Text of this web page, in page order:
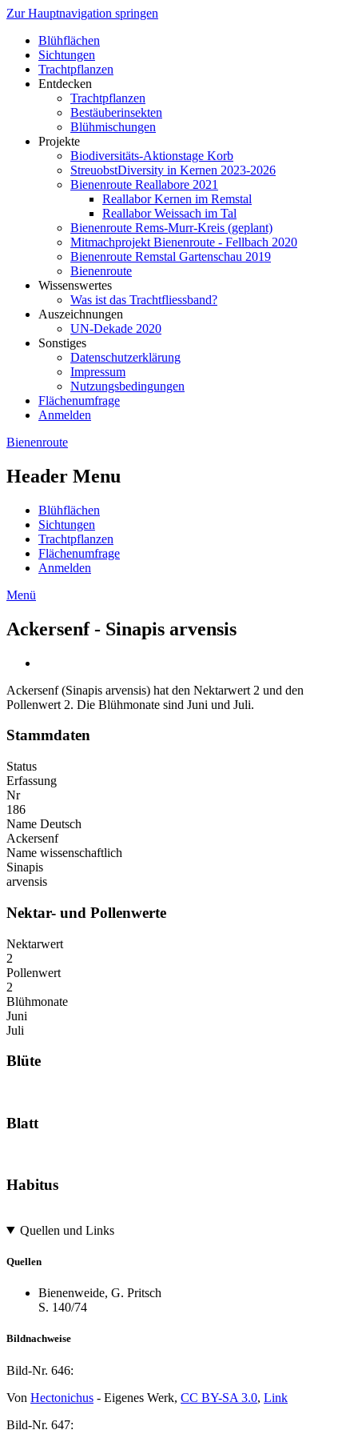
Zur Hauptnavigation springen
Blühflächen
Sichtungen
Trachtpflanzen
Entdecken
Trachtpflanzen
Bestäuberinsekten
Blühmischungen
Projekte
Biodiversitäts-Aktionstage Korb
StreuobstDiversity in Kernen 2023-2026
Bienenroute Reallabore 2021
Reallabor Kernen im Remstal
Reallabor Weissach im Tal
Bienenroute Rems-Murr-Kreis (geplant)
Mitmachprojekt Bienenroute - Fellbach 2020
Bienenroute Remstal Gartenschau 2019
Bienenroute
Wissenswertes
Was ist das Trachtfliessband?
Auszeichnungen
UN-Dekade 2020
Sonstiges
Datenschutzerklärung
Impressum
Nutzungsbedingungen
Flächenumfrage
Anmelden
Bienenroute
Header Menu
Blühflächen
Sichtungen
Trachtpflanzen
Flächenumfrage
Anmelden
Menü
Ackersenf - Sinapis arvensis
Ackersenf (Sinapis arvensis) hat den Nektarwert 2 und den
Pollenwert 2. Die Blühmonate sind Juni und Juli.
Stammdaten
Status
Erfassung
Nr
186
Name Deutsch
Ackersenf
Name wissenschaftlich
Sinapis
arvensis
Nektar- und Pollenwerte
Nektarwert
2
Pollenwert
2
Blühmonate
Juni
Juli
Blüte
Blatt
Habitus
Quellen und Links
Quellen
Bienenweide, G. Pritsch
S. 140/74
Bildnachweise
Bild-Nr. 646:
Von Hectonichus - Eigenes Werk, CC BY-SA 3.0, Link
Bild-Nr. 647: